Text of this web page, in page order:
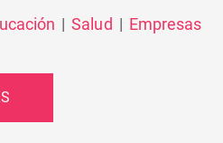
| Salud | Empresas